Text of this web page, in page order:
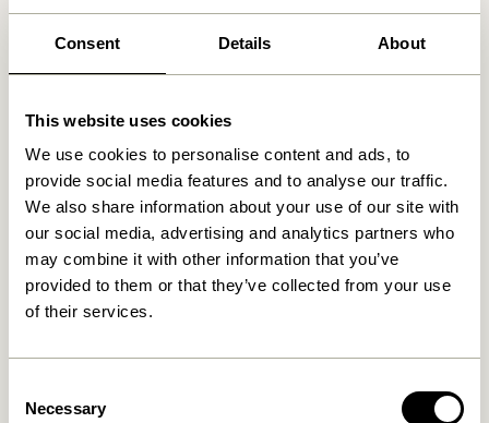
Consent Details About
This website uses cookies
We use cookies to personalise content and ads, to
provide social media features and to analyse our traffic.
We also share information about your use of our site with
our social media, advertising and analytics partners who
may combine it with other information that you’ve
provided to them or that they’ve collected from your use
of their services.
Selection
Necessary
Ähnliche Produkte
Naturfarben/ Multifarben
(2er Set)